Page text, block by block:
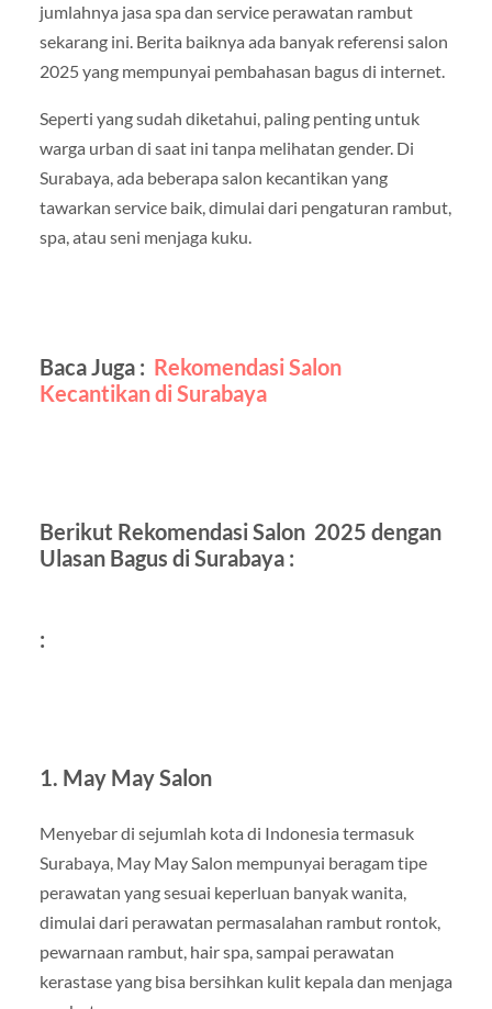
jumlahnya jasa spa dan service perawatan rambut
sekarang ini. Berita baiknya ada banyak referensi salon
2025 yang mempunyai pembahasan bagus di internet.
Seperti yang sudah diketahui, paling penting untuk
warga urban di saat ini tanpa melihatan gender. Di
Surabaya, ada beberapa salon kecantikan yang
tawarkan service baik, dimulai dari pengaturan rambut,
spa, atau seni menjaga kuku.
Baca Juga : Rekomendasi Salon
Kecantikan di Surabaya
Berikut Rekomendasi Salon 2025 dengan
Ulasan Bagus di Surabaya :
:
1. May May Salon
Menyebar di sejumlah kota di Indonesia termasuk
Surabaya, May May Salon mempunyai beragam tipe
perawatan yang sesuai keperluan banyak wanita,
dimulai dari perawatan permasalahan rambut rontok,
pewarnaan rambut, hair spa, sampai perawatan
kerastase yang bisa bersihkan kulit kepala dan menjaga